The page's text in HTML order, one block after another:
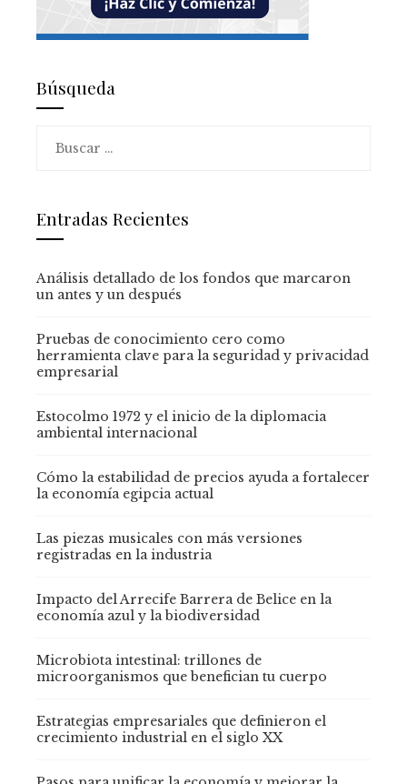
Búsqueda
Entradas Recientes
Análisis detallado de los fondos que marcaron
un antes y un después
Pruebas de conocimiento cero como
herramienta clave para la seguridad y privacidad
empresarial
Estocolmo 1972 y el inicio de la diplomacia
ambiental internacional
Cómo la estabilidad de precios ayuda a fortalecer
la economía egipcia actual
Las piezas musicales con más versiones
registradas en la industria
Impacto del Arrecife Barrera de Belice en la
economía azul y la biodiversidad
Microbiota intestinal: trillones de
microorganismos que benefician tu cuerpo
Estrategias empresariales que definieron el
crecimiento industrial en el siglo XX